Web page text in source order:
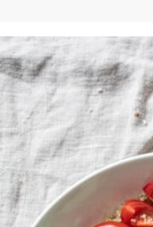
Bekijk
Maak
je
eigen
buddhabowl
(vegan)